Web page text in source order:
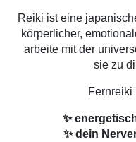
Reiki ist eine
körperlicher,
arbeite mit der
sie zu
Fernreiki
✨
✨ dein